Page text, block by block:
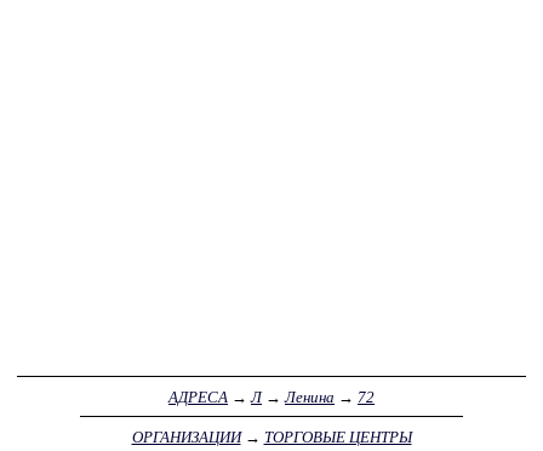
АДРЕСА →Л→Ленина → 72
ОРГАНИЗАЦИИ→ ТОРГОВЫЕ ЦЕНТРЫ